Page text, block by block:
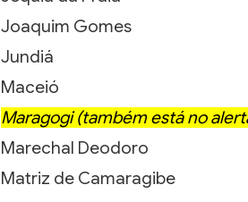
Joaquim Gomes
Jundiá
Maceió
Maragogi (também está no
Marechal Deodoro
Matriz de Camaragibe